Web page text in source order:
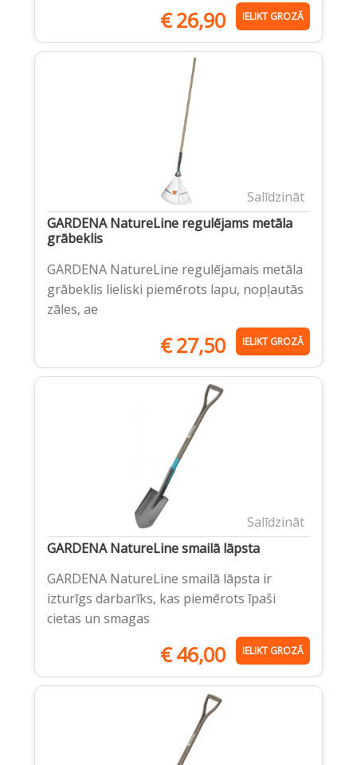
€26,90 IELIKT GROZĀ
Salīdzināt
GARDENA NatureLine regulējams metāla
grābeklis
GARDENA NatureLine regulējamais metāla
grābeklis lieliski piemērots lapu, nopļautās
zāles, ae
€27,50 IELIKT GROZĀ
Salīdzināt
GARDENA NatureLine smailā lāpsta
GARDENA NatureLine smailā lāpsta ir
izturīgs darbarīks, kas piemērots īpaši
cietas un smagas
€46,00 IELIKT GROZĀ